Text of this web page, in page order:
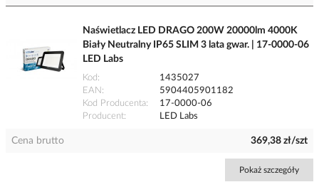
Naświetlacz LED DRAGO 200W 20000lm 4000K
Biały Neutralny IP65 SLIM 3 lata gwar. | 17-0000-06
LED Labs
Kod
1435027
EAN
5904405901182
Kod Producenta
17-0000-06
Producent
LED Labs
Cena brutto 369,38 zł/szt
Pokaż szczegóły